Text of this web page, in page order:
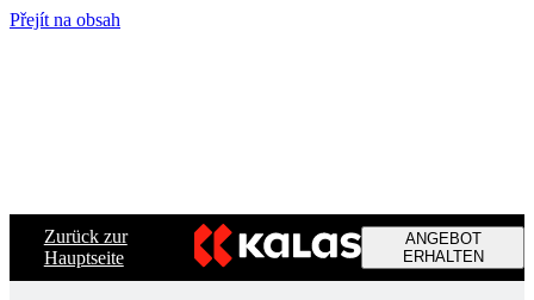
Přejít na obsah
Zurück zur
Hauptseite
ANGEBOT
ERHALTEN